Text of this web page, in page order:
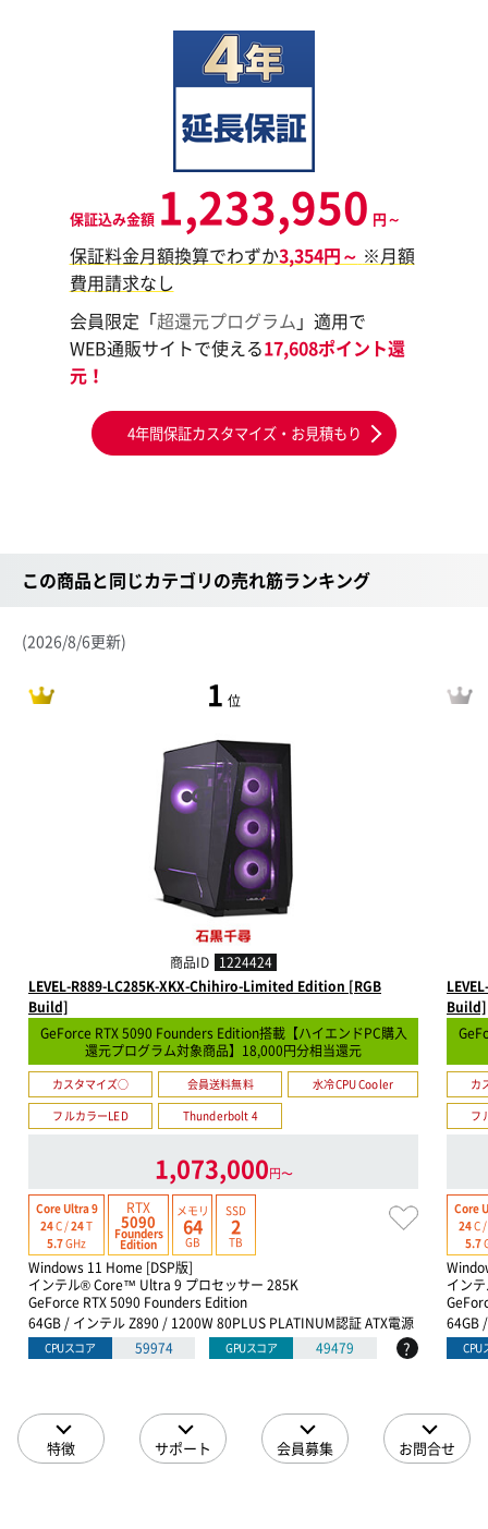
保証込み金額 1,233,950 円～
保証料金月額換算でわずか3,354円～ ※月額
費用請求なし
会員限定「超還元プログラム 」適用で
WEB通販サイトで使える17,608ポイント還
元！
4年間保証カスタマイズ・お見積もり
この商品と同じカテゴリの売れ筋ランキング
(2026/8/6更新)
1 位
商品ID 1224424
LEVEL-R889-LC285K-XKX-Chihiro-Limited Edition [RGB
Build]
GeForce RTX 5090 Founders Edition搭載【ハイエンドPC購入
還元プログラム対象商品】18,000円分相当還元
カスタマイズ○ 会員送料無料
水冷CPU Cooler
フルカラーLED
Thunderbolt 4
1,073,000円〜
Core Ultra 9
24C /24T
5.7GHz
RTX
5090
Founders
Edition
メモリ
64
GB
SSD
2
TB
Windows 11 Home [DSP版]
インテル® Core™ Ultra 9 プロセッサー 285K
GeForce RTX 5090 Founders Edition
64GB / インテル Z890 / 1200W 80PLUS PLATINUM認証 ATX電源
CPUスコア 59974 GPUスコア 49479 ?
Build]
カ
フ
Core
24C /
5.7
イン
64GB
CPU
特徴 サポート 会員募集 お問合せ